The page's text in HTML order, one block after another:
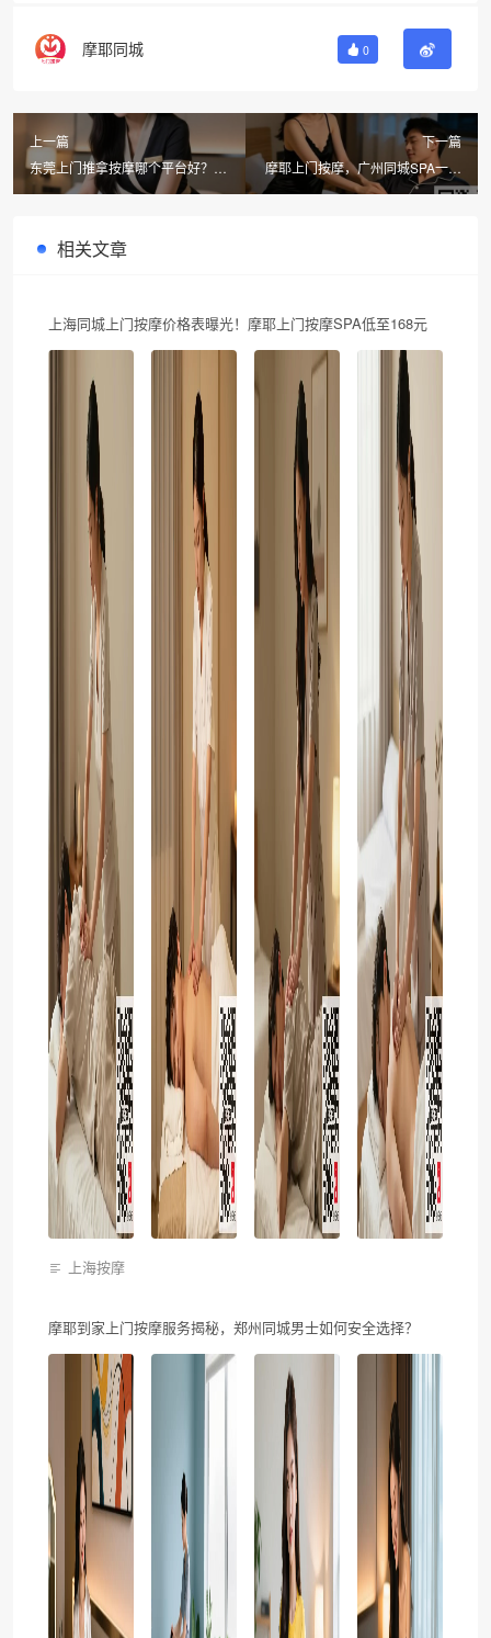
摩耶同城 0
上一篇
东莞上门推拿按摩哪个平台好？摩
耶上门按摩APP让健康触手可及
下一篇
摩耶上门按摩，广州同城SPA一周
几次最科学？
相关文章
上海同城上门按摩价格表曝光！摩耶上门按摩SPA低至168元
上海按摩
摩耶到家上门按摩服务揭秘，郑州同城男士如何安全选择？